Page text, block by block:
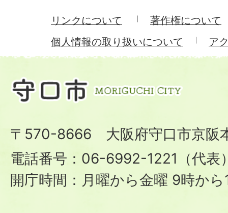
リンクについて
著作権について
個人情報の取り扱いについて
ア
〒570-8666 大阪府守口市京阪
電話番号：06-6992-1221（代表
開庁時間：月曜から金曜 9時か